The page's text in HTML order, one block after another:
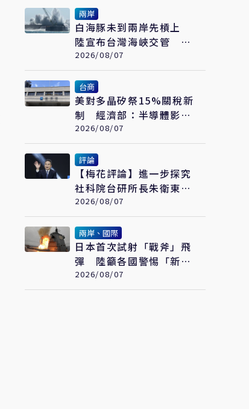
兩岸
白海豚未到兩岸先槓上
陸宣布台灣海峽交管 陸
委會：不勞費心
2026/08/07
台商
美對多晶矽祭15%關稅新
制 經濟部：半導體影響
可控、太陽能產業衝擊有
限
2026/08/07
評論
【梅花評論】進一步探究
社科院台研所長朱衛東的
「不統而統」
2026/08/07
兩岸、國際
日本首次試射「戰斧」飛
彈 陸籲各國警惕「新型
軍國主義」發展
2026/08/07